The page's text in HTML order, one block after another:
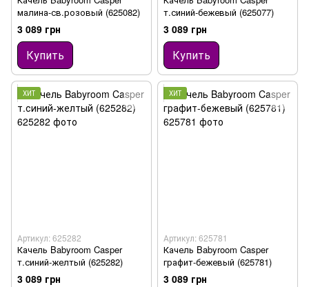
малина-св.розовый (625082)
3 089 грн
Купить
т.синий-бежевый (625077)
3 089 грн
Купить
ХИТ
Артикул: 625282
Качель Babyroom Casper
т.синий-желтый (625282)
3 089 грн
ХИТ
Артикул: 625781
Качель Babyroom Casper
графит-бежевый (625781)
3 089 грн